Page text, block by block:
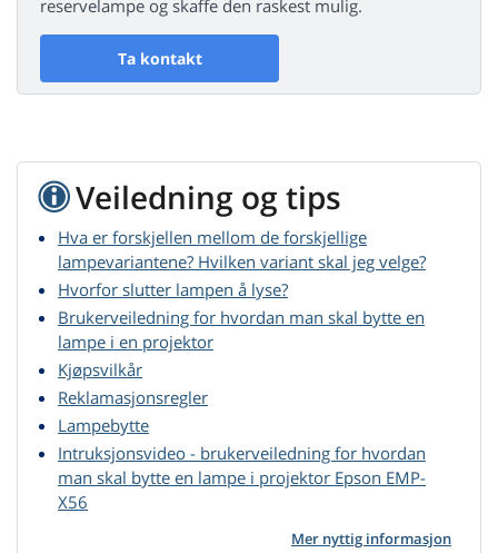
reservelampe og skaffe den raskest mulig.
Ta kontakt
Veiledning og tips
Hva er forskjellen mellom de forskjellige
lampevariantene? Hvilken variant skal jeg velge?
Hvorfor slutter lampen å lyse?
Brukerveiledning for hvordan man skal bytte en
lampe i en projektor
Kjøpsvilkår
Reklamasjonsregler
Lampebytte
Intruksjonsvideo - brukerveiledning for hvordan
man skal bytte en lampe i projektor Epson EMP-
X56
Mer nyttig informasjon